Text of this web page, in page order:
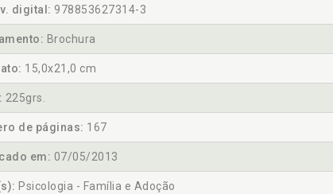
v. digital: 978853627314-3
Brochura
15,0x21,0 cm
225grs.
de páginas: 167
em: 07/05/2013
Psicologia - Família e Adoção